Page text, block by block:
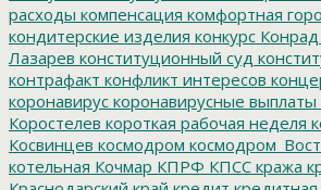
расходы компенсация комфортная
кондитерские изделия конкурс Конрад
Лазарев конституционный суд
контрафакт конфликт интересов
коронавирус коронавирусные выплаты
Коростелев короткая рабочая неделя
Косвинцев космодром
котельная Кочмар КПРФ КПСС кража